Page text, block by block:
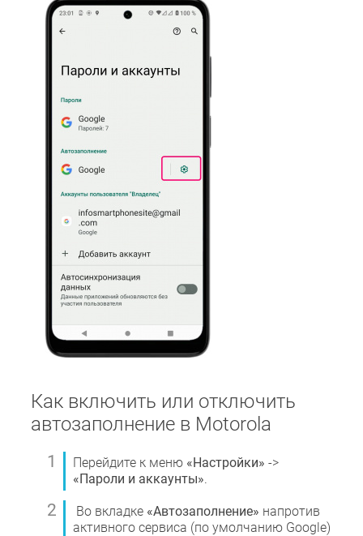
Как включить или отключить
автозаполнение в Motorola
Перейдите к меню «Настройки» ->
«Пароли и аккаунты».
Во вкладке «Автозаполнение» напротив
активного сервиса (по умолчанию Google)